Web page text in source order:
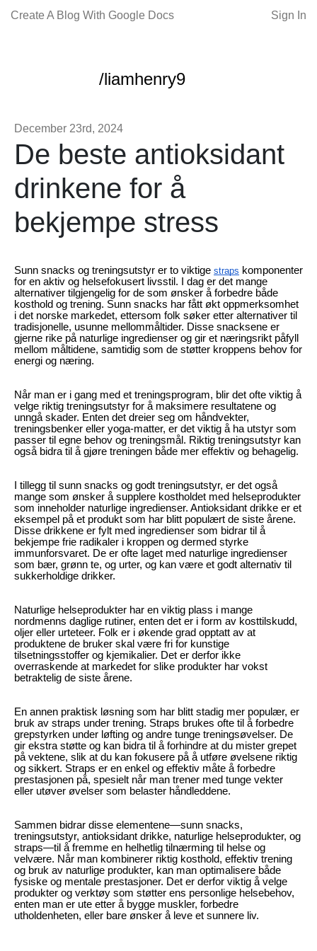
Create A Blog With Google Docs Sign In
/liamhenry9
December 23rd, 2024
De beste antioksidant
drinkene for å
bekjempe stress
Sunn snacks og treningsutstyr er to viktige straps komponenter
for en aktiv og helsefokusert livsstil. I dag er det mange
alternativer tilgjengelig for de som ønsker å forbedre både
kosthold og trening. Sunn snacks har fått økt oppmerksomhet
i det norske markedet, ettersom folk søker etter alternativer til
tradisjonelle, usunne mellommåltider. Disse snacksene er
gjerne rike på naturlige ingredienser og gir et næringsrikt påfyll
mellom måltidene, samtidig som de støtter kroppens behov for
energi og næring.
Når man er i gang med et treningsprogram, blir det ofte viktig å
velge riktig treningsutstyr for å maksimere resultatene og
unngå skader. Enten det dreier seg om håndvekter,
treningsbenker eller yoga-matter, er det viktig å ha utstyr som
passer til egne behov og treningsmål. Riktig treningsutstyr kan
også bidra til å gjøre treningen både mer effektiv og behagelig.
I tillegg til sunn snacks og godt treningsutstyr, er det også
mange som ønsker å supplere kostholdet med helseprodukter
som inneholder naturlige ingredienser. Antioksidant drikke er et
eksempel på et produkt som har blitt populært de siste årene.
Disse drikkene er fylt med ingredienser som bidrar til å
bekjempe frie radikaler i kroppen og dermed styrke
immunforsvaret. De er ofte laget med naturlige ingredienser
som bær, grønn te, og urter, og kan være et godt alternativ til
sukkerholdige drikker.
Naturlige helseprodukter har en viktig plass i mange
nordmenns daglige rutiner, enten det er i form av kosttilskudd,
oljer eller urteteer. Folk er i økende grad opptatt av at
produktene de bruker skal være fri for kunstige
tilsetningsstoffer og kjemikalier. Det er derfor ikke
overraskende at markedet for slike produkter har vokst
betraktelig de siste årene.
En annen praktisk løsning som har blitt stadig mer populær, er
bruk av straps under trening. Straps brukes ofte til å forbedre
grepstyrken under løfting og andre tunge treningsøvelser. De
gir ekstra støtte og kan bidra til å forhindre at du mister grepet
på vektene, slik at du kan fokusere på å utføre øvelsene riktig
og sikkert. Straps er en enkel og effektiv måte å forbedre
prestasjonen på, spesielt når man trener med tunge vekter
eller utøver øvelser som belaster håndleddene.
Sammen bidrar disse elementene—sunn snacks,
treningsutstyr, antioksidant drikke, naturlige helseprodukter, og
straps—til å fremme en helhetlig tilnærming til helse og
velvære. Når man kombinerer riktig kosthold, effektiv trening
og bruk av naturlige produkter, kan man optimalisere både
fysiske og mentale prestasjoner. Det er derfor viktig å velge
produkter og verktøy som støtter ens personlige helsebehov,
enten man er ute etter å bygge muskler, forbedre
utholdenheten, eller bare ønsker å leve et sunnere liv.